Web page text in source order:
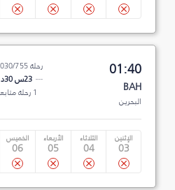
01:40
BAH
البحرين
رحلة FZ 030/755
23س 30د
1 رحلة متابعة
الإثنين
03
الثلاثاء
04
الأربعاء
05
الخميس
06